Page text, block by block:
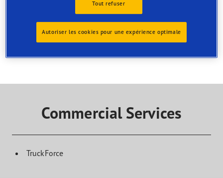
Trouvez le service dont vous avez besoin et contactez le
centre pour organiser votre rendez-vous
Commercial Services
TruckForce
Tout refuser
Autoriser les cookies pour une expérience optimale